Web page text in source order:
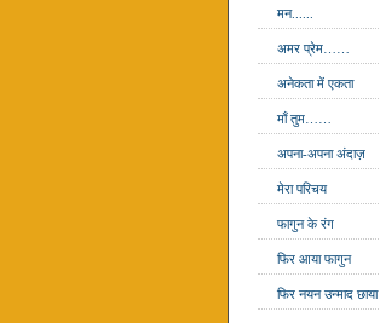
मन......
अमर प्रेम……
अनेकता में एकता
माँ तुम……
अपना-अपना अंदाज़
मेरा परिचय
फागुन के रंग
फिर आया फागुन
फिर नयन उन्माद छाया